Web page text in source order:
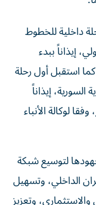
إيذاناً ببدء
استقبل أول رحلة
إيذاناً
لوكالة الأنباء
الداخلي، وتسهيل
وتعزيز